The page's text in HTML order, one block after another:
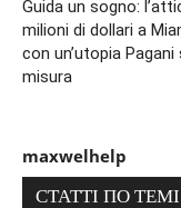
Guida un sogno:
milioni di dollari a
con un’utopia Pagani
misura
maxwelhelp
СТАТТІ ПО ТЕМІ